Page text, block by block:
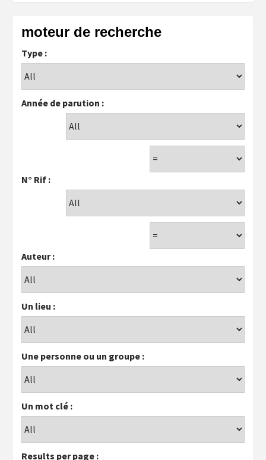
moteur de recherche
Type :
Année de parution :
N° Rif :
Auteur :
Un lieu :
Une personne ou un groupe :
Un mot clé :
Results per page :